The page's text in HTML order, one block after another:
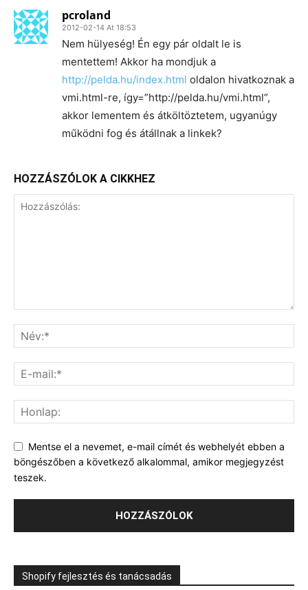
pcroland
2012-02-14 At 18:53
Nem hülyeség! Én egy pár oldalt le is
mentettem! Akkor ha mondjuk a
http://pelda.hu/index.html oldalon hivatkoznak a
vmi.html-re, így=”http://pelda.hu/vmi.html”,
akkor lementem és átköltöztetem, ugyanúgy
működni fog és átállnak a linkek?
HOZZÁSZÓLOK A CIKKHEZ
Mentse el a nevemet, e-mail címét és webhelyét ebben a
böngészőben a következő alkalommal, amikor megjegyzést
teszek.
Shopify fejlesztés és tanácsadás